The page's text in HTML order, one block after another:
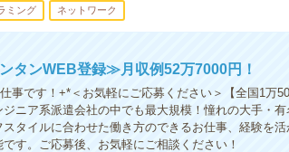
ミング ネットワーク
タンWEB登録≫月収例52万7000円！
事です！+*＜お気軽にご応募ください＞【全国1万
ニア系派遣会社の中でも最大規模！憧れの大手・
タイルに合わせた働き方のできるお仕事、経験を
す。ご応募後、お気軽にご相談ください！